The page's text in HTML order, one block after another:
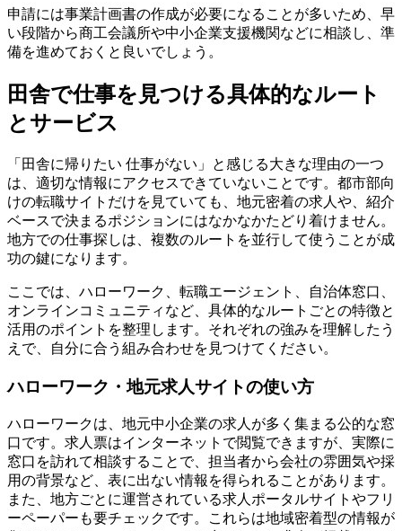
申請には事業計画書の作成が必要になることが多いため、早
い段階から商工会議所や中小企業支援機関などに相談し、準
備を進めておくと良いでしょう。
田舎で仕事を見つける具体的なルート
とサービス
「田舎に帰りたい 仕事がない」と感じる大きな理由の一つ
は、適切な情報にアクセスできていないことです。都市部向
けの転職サイトだけを見ていても、地元密着の求人や、紹介
ベースで決まるポジションにはなかなかたどり着けません。
地方での仕事探しは、複数のルートを並行して使うことが成
功の鍵になります。
ここでは、ハローワーク、転職エージェント、自治体窓口、
オンラインコミュニティなど、具体的なルートごとの特徴と
活用のポイントを整理します。それぞれの強みを理解したう
えで、自分に合う組み合わせを見つけてください。
ハローワーク・地元求人サイトの使い方
ハローワークは、地元中小企業の求人が多く集まる公的な窓
口です。求人票はインターネットで閲覧できますが、実際に
窓口を訪れて相談することで、担当者から会社の雰囲気や採
用の背景など、表に出ない情報を得られることがあります。
また、地方ごとに運営されている求人ポータルサイトやフリ
ーペーパーも要チェックです。これらは地域密着型の情報が